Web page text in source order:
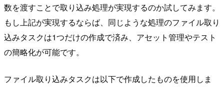
数を渡すことで取り込み処理が実現するのか試してみます。
もし上記が実現するならば、同じような処理のファイル取り
込みタスクは1つだけの作成で済み、アセット管理やテスト
の簡略化が可能です。
ファイル取り込みタスクは以下で作成したものを使用しま